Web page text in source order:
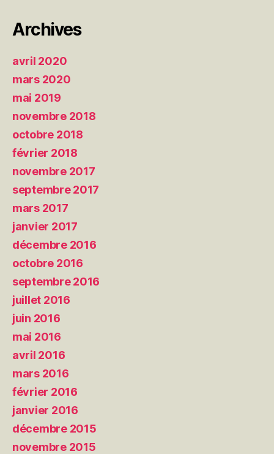
Archives
avril 2020
mars 2020
mai 2019
novembre 2018
octobre 2018
février 2018
novembre 2017
septembre 2017
mars 2017
janvier 2017
décembre 2016
octobre 2016
septembre 2016
juillet 2016
juin 2016
mai 2016
avril 2016
mars 2016
février 2016
janvier 2016
décembre 2015
novembre 2015